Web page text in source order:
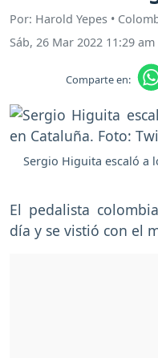
Por: Harold Yepes •
Sáb, 26 Mar 2022 11:29 am
Comparte en:
Sergio Higuita escaló a
El pedalista
día y se vistió con el